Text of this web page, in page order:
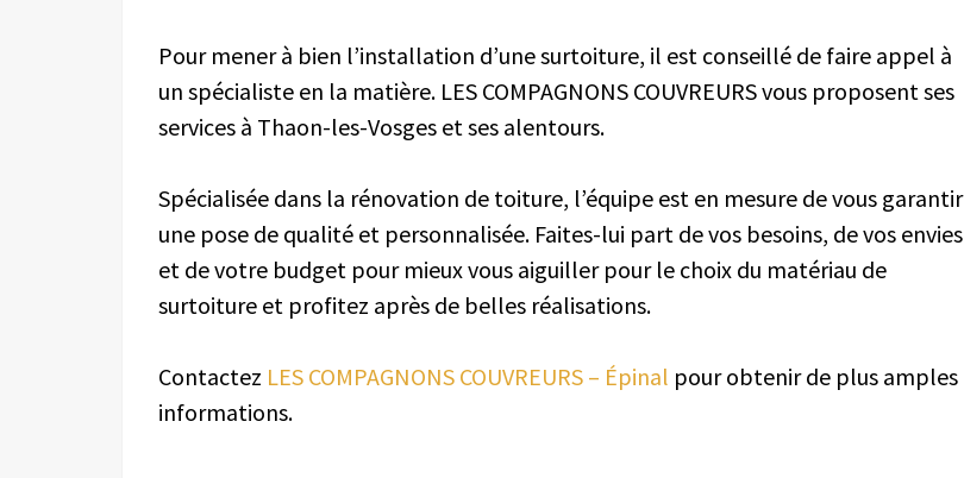
Pour mener à bien l’installation d’une surtoiture, il est conseillé de faire appel à
un spécialiste en la matière. LES COMPAGNONS COUVREURS vous proposent ses
services à Thaon-les-Vosges et ses alentours.
Spécialisée dans la rénovation de toiture, l’équipe est en mesure de vous garantir
une pose de qualité et personnalisée. Faites-lui part de vos besoins, de vos envies
et de votre budget pour mieux vous aiguiller pour le choix du matériau de
surtoiture et profitez après de belles réalisations.
Contactez LES COMPAGNONS COUVREURS – Épinal pour obtenir de plus amples
informations.